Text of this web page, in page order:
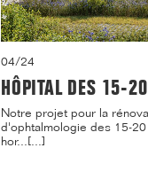
04/24
HÔPITAL DES 15-
Notre projet pour la
d'ophtalmologie des 15-
hor...[...]